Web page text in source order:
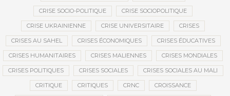
CRISE SOCIO-POLITIQUE CRISE SOCIOPOLITIQUE
CRISE UKRAINIENNE CRISE UNIVERSITAIRE CRISES
CRISES AU SAHEL CRISES ÉCONOMIQUES CRISES ÉDUCATIVES
CRISES HUMANITAIRES CRISES MALIENNES CRISES MONDIALES
CRISES POLITIQUES CRISES SOCIALES CRISES SOCIALES AU MALI
CRITIQUE CRITIQUES CRNC CROISSANCE